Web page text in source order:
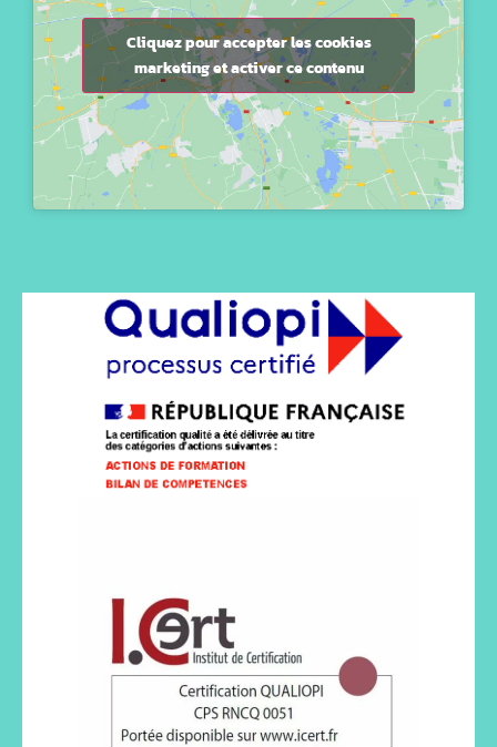
Cliquez pour accepter les cookies
marketing et activer ce contenu